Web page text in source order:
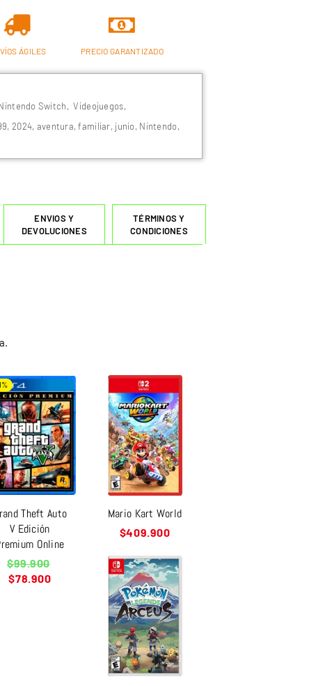
ÁGILES PRECIO GARANTIZADO
Switch,Videojuegos,
, 2024, aventura,familiar, junio, Nintendo,
ENVIOS Y
DEVOLUCIONES
TÉRMINOS Y
CONDICIONES
Theft Auto
V Edición
Online
Precio
habitual
$99.900
$78.900
Mario Kart World
Precio
$409.900